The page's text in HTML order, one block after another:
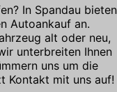
In Spandau bieten
Autoankauf an.
alt oder neu,
unterbreiten Ihnen
uns um die
Kontakt mit uns auf!